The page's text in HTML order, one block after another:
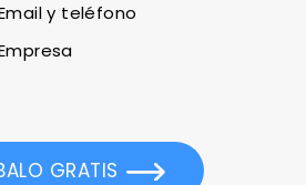
y teléfono
GRATIS